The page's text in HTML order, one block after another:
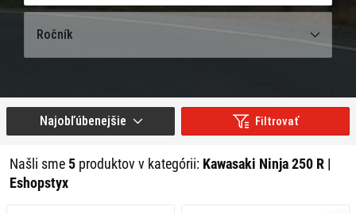
Ročník
Filtrovať
Našli sme5 produktov v kategórii: Kawasaki Ninja 250 R |
Eshopstyx
Najobľúbenejšie